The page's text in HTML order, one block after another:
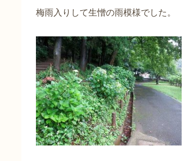
梅雨入りして生憎の雨模様でした。